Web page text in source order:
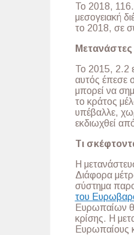
Το 2018,
μεσογειακή
το 2018, σε
Το 2015, 2.2
αυτός έπεσε
μπορεί να
το κράτος
υπέβαλλε,
εκδιωχθεί
Τι
Η
Διάφορα
σύστημα
του
Ευρωπαίων
κρίσης. Η
Ευρωπαίους